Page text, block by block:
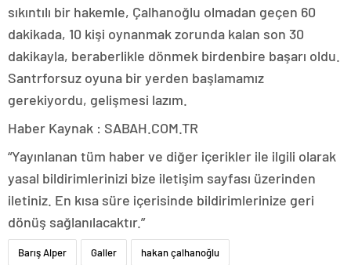
sıkıntılı bir hakemle, Çalhanoğlu olmadan geçen 60
dakikada, 10 kişi oynanmak zorunda kalan son 30
dakikayla, beraberlikle dönmek birdenbire başarı oldu.
Santrforsuz oyuna bir yerden başlamamız
gerekiyordu, gelişmesi lazım.
Haber Kaynak : SABAH.COM.TR
“Yayınlanan tüm haber ve diğer içerikler ile ilgili olarak
yasal bildirimlerinizi bize iletişim sayfası üzerinden
iletiniz. En kısa süre içerisinde bildirimlerinize geri
dönüş sağlanılacaktır.”
Barış Alper Galler hakan çalhanoğlu